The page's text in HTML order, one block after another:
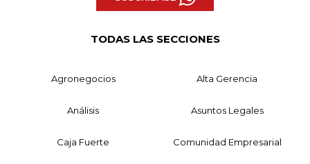
TODAS LAS SECCIONES
Agronegocios Alta Gerencia
Análisis Asuntos Legales
Caja Fuerte Comunidad Empresarial